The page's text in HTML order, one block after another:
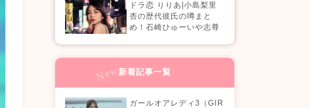
ドラ恋 りりあ|小島梨里
杏の歴代彼氏の噂まと
め！石崎ひゅーいや志尊
誌の真相は？『恋愛ドラ
マな恋がしたい in NEW
新着記事一覧
ガールオアレディ3（GIR